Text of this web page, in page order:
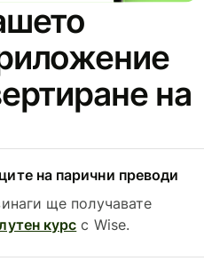
на
на парични преводи
ще получавате
курс с Wise.